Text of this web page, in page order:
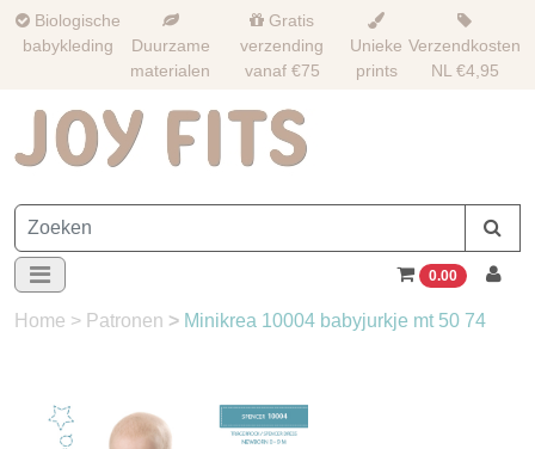
Biologische
babykleding
Duurzame
materialen
Gratis
verzending
vanaf €75
Unieke
prints
Verzendkosten
NL €4,95
0.00
Home > Patronen > Minikrea 10004 babyjurkje mt 50 74